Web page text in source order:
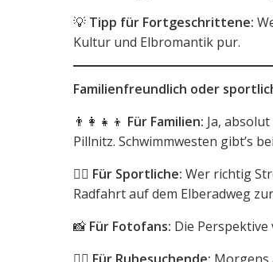
💡 Tipp für Fortgeschrittene:
Kultur und Elbromantik pur.
Familienfreundlich oder
👨‍👩‍👧‍👦 Für Familien: Ja,
Pillnitz. Schwimmwesten gibt’s
🏋️‍♂️ Für Sportliche: Wer richtig
Radfahrt auf dem Elberadweg
📸 Für Fotofans: Die